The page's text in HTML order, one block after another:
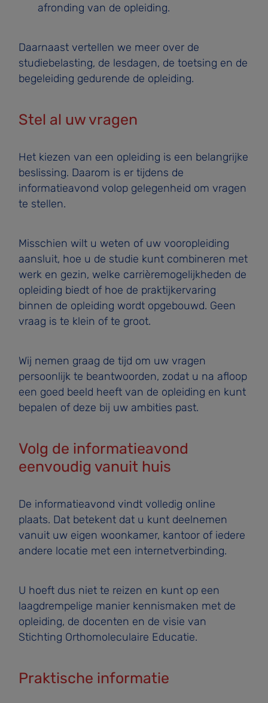
afronding van de opleiding.
Daarnaast vertellen we meer over de
studiebelasting, de lesdagen, de toetsing en de
begeleiding gedurende de opleiding.
Stel al uw vragen
Het kiezen van een opleiding is een belangrijke
beslissing. Daarom is er tijdens de
informatieavond volop gelegenheid om vragen
te stellen.
Misschien wilt u weten of uw vooropleiding
aansluit, hoe u de studie kunt combineren met
werk en gezin, welke carrièremogelijkheden de
opleiding biedt of hoe de praktijkervaring
binnen de opleiding wordt opgebouwd. Geen
vraag is te klein of te groot.
Wij nemen graag de tijd om uw vragen
persoonlijk te beantwoorden, zodat u na afloop
een goed beeld heeft van de opleiding en kunt
bepalen of deze bij uw ambities past.
Volg de informatieavond
eenvoudig vanuit huis
De informatieavond vindt volledig online
plaats. Dat betekent dat u kunt deelnemen
vanuit uw eigen woonkamer, kantoor of iedere
andere locatie met een internetverbinding.
U hoeft dus niet te reizen en kunt op een
laagdrempelige manier kennismaken met de
opleiding, de docenten en de visie van
Stichting Orthomoleculaire Educatie.
Praktische informatie